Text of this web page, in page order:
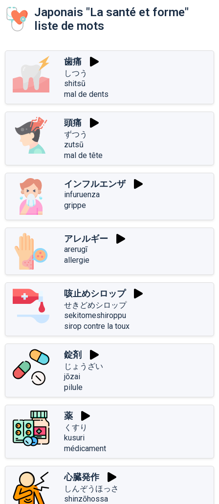
Japonais "La santé et forme"
liste de mots
歯痛
しつう
shitsū
mal de dents
頭痛
ずつう
zutsū
mal de tête
インフルエンザ
infuruenza
grippe
アレルギー
arerugī
allergie
咳止めシロップ
せきどめシロップ
sekitomeshiroppu
sirop contre la toux
錠剤
じょうざい
jōzai
pilule
薬
くすり
kusuri
médicament
心臓発作
しんぞうほっさ
shinzōhossa